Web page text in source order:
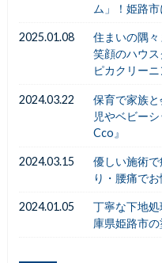
ム」！姫路
2025.01.08
住まいの隅
笑顔のハウ
ピカクリー
2024.03.22
保育で家族
児やベビー
Cco』
2024.03.15
優しい施術
り・腰痛で
2024.01.05
丁寧な下地
庫県姫路市の